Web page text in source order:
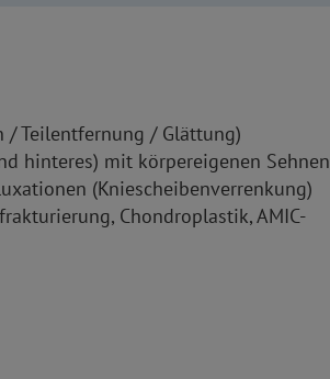
/ Teilentfernung / Glättung)
hinteres) mit körpereigenen Sehnen
(Kniescheibenverrenkung)
Chondroplastik, AMIC-